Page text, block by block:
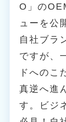
O」の
ューを公
自社ブラ
ですが、
ドへのこ
真逆へ進
す。ビジ